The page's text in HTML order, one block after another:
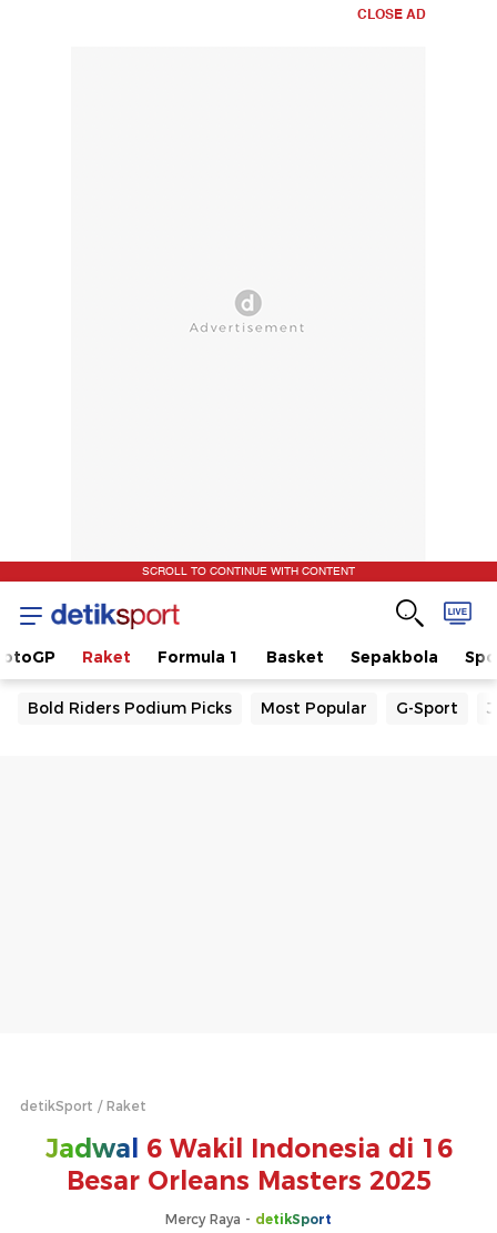
CLOSE AD
SCROLL TO CONTINUE WITH CONTENT
Raket Formula 1 Basket Sepakbola
Bold Riders Podium Picks Most Popular G-Sport
detikSport Raket
Jadwal 6 Wakil Indonesia di 16
Besar Orleans Masters 2025
Mercy Raya - detikSport